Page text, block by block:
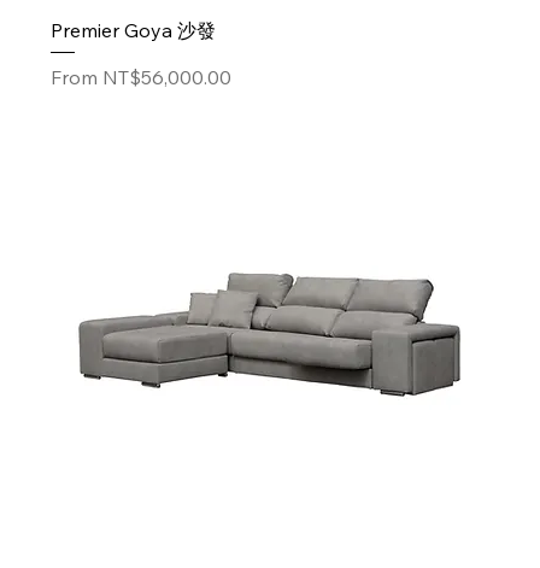
Premier Goya 沙發
From NT$56,000.00
Sale Price